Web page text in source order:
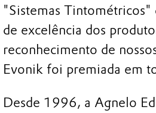
"Sistemas Tintométricos"
de excelência dos
reconhecimento de
Evonik foi premiada em
Desde 1996, a Agnelo